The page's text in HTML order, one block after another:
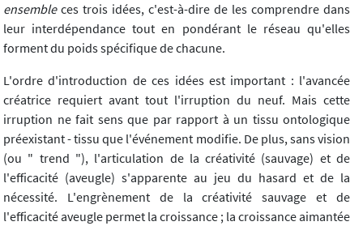
ensemble ces trois idées, c'est-à-dire de les comprendre dans
leur interdépendance tout en pondérant le réseau qu'elles
forment du poids spécifique de chacune.
L'ordre d'introduction de ces idées est important : l'avancée
créatrice requiert avant tout l'irruption du neuf. Mais cette
irruption ne fait sens que par rapport à un tissu ontologique
préexistant - tissu que l'événement modifie. De plus, sans vision
(ou " trend "), l'articulation de la créativité (sauvage) et de
l'efficacité (aveugle) s'apparente au jeu du hasard et de la
nécessité. L'engrènement de la créativité sauvage et de
l'efficacité aveugle permet la croissance ; la croissance aimantée